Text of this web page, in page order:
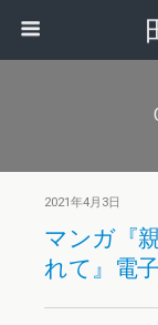
2021年4月3日
マンガ『
れて』電